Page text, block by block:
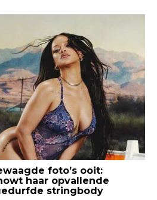
foto’s ooit:
haar opvallende
stringbody